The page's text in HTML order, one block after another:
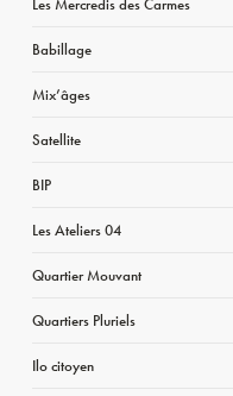
Les Mercredis des Carmes
Babillage
Mix’âges
Satellite
BIP
Les Ateliers 04
Quartier Mouvant
Quartiers Pluriels
Ilo citoyen